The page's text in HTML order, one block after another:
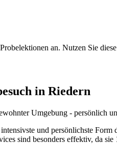
an. Nutzen Sie
in Riedern
Umgebung - persönlich
und persönlichste
sind besonders effektiv, da